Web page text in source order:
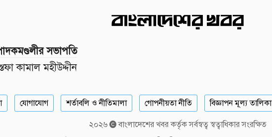
সভাপতি
কামাল মহীউদ্দীন
যোগাযোগ শর্তাবলি ও নীতিমালা গোপনীয়তা নীতি বিজ্ঞাপন মূল্য তালিকা
২০২৬
বাংলাদেশের খবর কর্তৃক সর্বস্বত্ব স্বত্বাধিকার সংরক্ষিত